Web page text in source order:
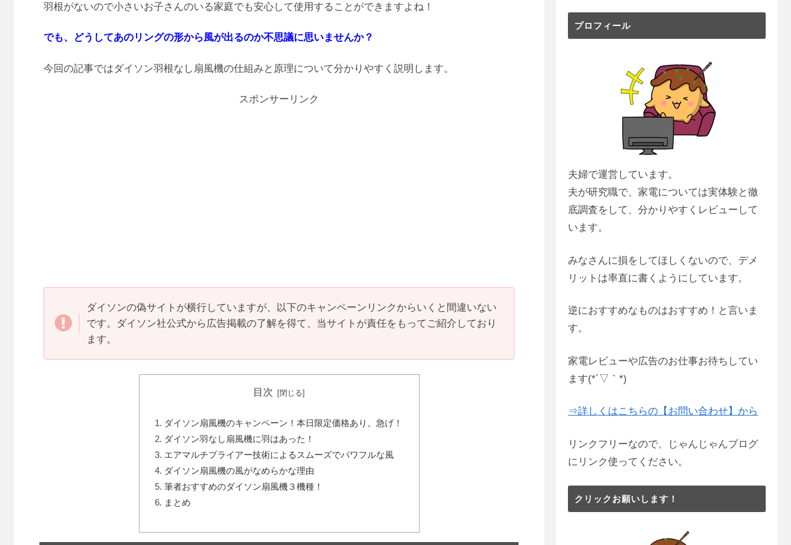
羽根がないので小さいお子さんのいる家庭でも安心して使用することができますよね！
でも、どうしてあのリングの形から風が出るのか不思議に思いませんか？
今回の記事ではダイソン羽根なし扇風機の仕組みと原理について分かりやすく説明します。
スポンサーリンク
ダイソンの偽サイトが横行していますが、以下のキャンペーンリンクからいくと間違いない
です。ダイソン社公式から広告掲載の了解を得て、当サイトが責任をもってご紹介しており
ます。
目次
ダイソン扇風機のキャンペーン！本日限定価格あり。急げ！
ダイソン羽なし扇風機に羽はあった！
エアマルチプライアー技術によるスムーズでパワフルな風
ダイソン扇風機の風がなめらかな理由
筆者おすすめのダイソン扇風機３機種！
まとめ
プロフィール
夫婦で運営しています。
夫が研究職で、家電については実体験と徹
底調査をして、分かりやすくレビューして
います。
みなさんに損をしてほしくないので、デメ
リットは率直に書くようにしています。
逆におすすめなものはおすすめ！と言いま
す。
家電レビューや広告のお仕事お待ちしてい
ます(*´▽｀*)
⇒詳しくはこちらの【お問い合わせ】から
リンクフリーなので、じゃんじゃんブログ
にリンク使ってください。
クリックお願いします！